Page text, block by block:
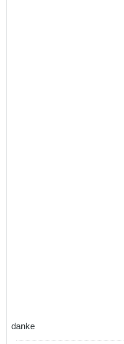
danke